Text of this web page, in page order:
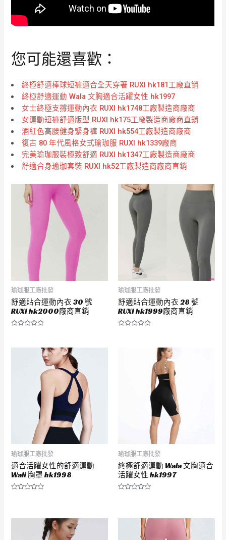
您可能還喜歡：
終極舒適棒球短褲適合全天穿著 RUXI hk181工廠直销
終極舒適運動 Wala 文胸適合活躍女性 hk1997
女士終極支撐運動內衣 RUXI hk1748工廠製造商廠商
女運動短褲舒適版型 RUXI hk175工廠製造商廠商直銷
酒紅色高腰健身緊身褲 RUXI hk554工廠製造商廠商
復古 80 年代風格女式瑜珈服 RUXI hk1339廠商
完美瑜珈服裝極致舒適 RUXI hk1347工廠製造商廠商
舒適合身瑜珈套裝 RUXI hk52工廠製造商廠商直銷
瑜珈服工廠批發
舒適貼合運動內衣 30 號
RUXI hk2000廠商直銷
瑜珈服工廠批發
舒適貼合運動內衣 28 號
RUXI hk1999廠商直銷
瑜珈服工廠批發
適合活躍女性的舒適運動
Wali 胸罩 hk1998
分
瑜珈服工廠批發
終極舒適運動 Wala 文胸適合
活躍女性 hk1997
分